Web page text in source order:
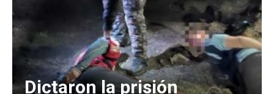
Dictaron la prisión